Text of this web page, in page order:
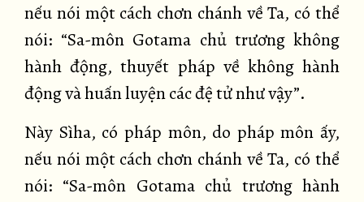
nếu nói một cách chơn chánh về Ta, có thể
nói: “Sa-môn Gotama chủ trương không
hành động, thuyết pháp về không hành
động và huấn luyện các đệ tử như vậy”.
Này Sìha, có pháp môn, do pháp môn ấy,
nếu nói một cách chơn chánh về Ta, có thể
nói: “Sa-môn Gotama chủ trương hành